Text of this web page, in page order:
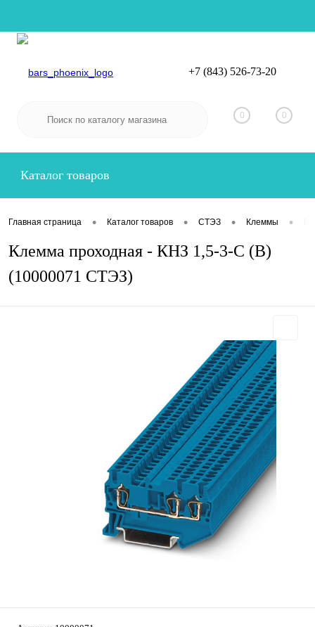
Вход
+7 (843) 526-73-20
0 0
Каталог товаров
Главная страница • Каталог товаров • СТЭЗ • Клеммы •
Клемма проходная - КНЗ 1,5-3-С (В)
(10000071 СТЭЗ)